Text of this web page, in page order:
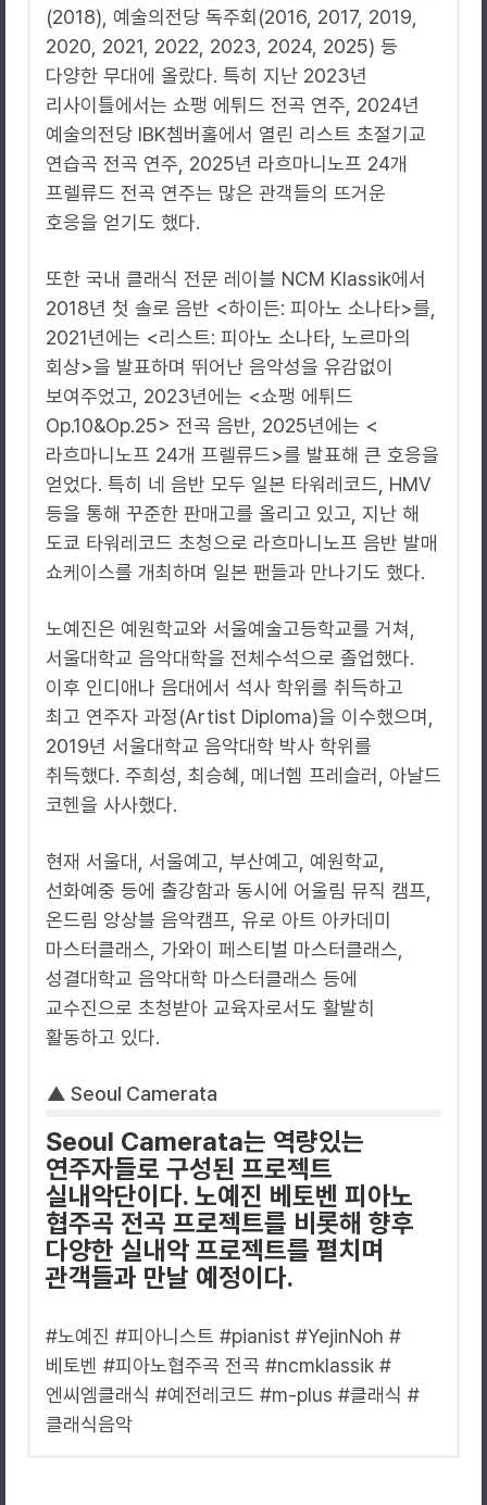
(2018), 예술의전당 독주회(2016, 2017, 2019,
2020, 2021, 2022, 2023, 2024, 2025) 등
다양한 무대에 올랐다. 특히 지난 2023년
리사이틀에서는 쇼팽 에튀드 전곡 연주, 2024년
예술의전당 IBK쳄버홀에서 열린 리스트 초절기교
연습곡 전곡 연주, 2025년 라흐마니노프 24개
프렐류드 전곡 연주는 많은 관객들의 뜨거운
호응을 얻기도 했다.
또한 국내 클래식 전문 레이블 NCM Klassik에서
2018년 첫 솔로 음반 <하이든: 피아노 소나타>를,
2021년에는 <리스트: 피아노 소나타, 노르마의
회상>을 발표하며 뛰어난 음악성을 유감없이
보여주었고, 2023년에는 <쇼팽 에튀드
Op.10&Op.25> 전곡 음반, 2025년에는 <
라흐마니노프 24개 프렐류드>를 발표해 큰 호응을
얻었다. 특히 네 음반 모두 일본 타워레코드, HMV
등을 통해 꾸준한 판매고를 올리고 있고, 지난 해
도쿄 타워레코드 초청으로 라흐마니노프 음반 발매
쇼케이스를 개최하며 일본 팬들과 만나기도 했다.
노예진은 예원학교와 서울예술고등학교를 거쳐,
서울대학교 음악대학을 전체수석으로 졸업했다.
이후 인디애나 음대에서 석사 학위를 취득하고
최고 연주자 과정(Artist Diploma)을 이수했으며,
2019년 서울대학교 음악대학 박사 학위를
취득했다. 주희성, 최승혜, 메너헴 프레슬러, 아날드
코헨을 사사했다.
현재 서울대, 서울예고, 부산예고, 예원학교,
선화예중 등에 출강함과 동시에 어울림 뮤직 캠프,
온드림 앙상블 음악캠프, 유로 아트 아카데미
마스터클래스, 가와이 페스티벌 마스터클래스,
성결대학교 음악대학 마스터클래스 등에
교수진으로 초청받아 교육자로서도 활발히
활동하고 있다.
▲ Seoul Camerata
Seoul Camerata는 역량있는
연주자들로 구성된 프로젝트
실내악단이다. 노예진 베토벤 피아노
협주곡 전곡 프로젝트를 비롯해 향후
다양한 실내악 프로젝트를 펼치며
관객들과 만날 예정이다.
#노예진 #피아니스트 #pianist #YejinNoh #
베토벤 #피아노협주곡 전곡 #ncmklassik #
엔씨엠클래식 #예전레코드 #m-plus #클래식 #
클래식음악